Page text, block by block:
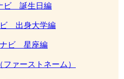
ビ 誕生日編
出身大学編
ビ 星座編
ァーストネーム）